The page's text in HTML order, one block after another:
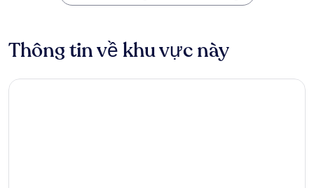
Thông tin về khu vực này